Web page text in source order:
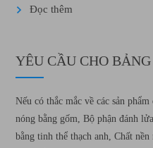
Đọc thêm
YÊU CẦU CHO
Nếu có thắc mắc về các sản
nóng bằng gốm, Bộ phận đánh
bằng tinh thể thạch anh, Chất